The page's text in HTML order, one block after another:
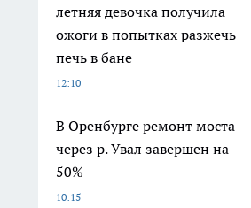
летняя девочка получила
ожоги в попытках разжечь
печь в бане
12:10
В Оренбурге ремонт моста
через р. Увал завершен на
50%
10:15